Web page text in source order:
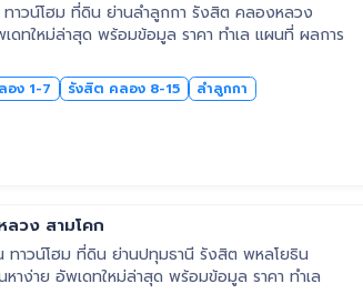
ทาวน์โฮม ที่ดิน ย่านลำลูกกา รังสิต คลองหลวง
ดทใหม่ล่าสุด พร้อมข้อมูล ราคา ทำเล แผนที่ ผลการ
อง 1-7 รังสิต คลอง 8-15 ลำลูกกา
วง สามโคก
ทาวน์โฮม ที่ดิน ย่านปทุมธานี รังสิต พหลโยธิน
าง่าย อัพเดทใหม่ล่าสุด พร้อมข้อมูล ราคา ทำเล